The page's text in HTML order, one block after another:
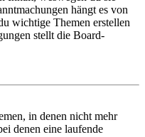
hängt es von
wichtige Themen erstellen
stellt die Board-
in denen nicht mehr
denen eine laufende